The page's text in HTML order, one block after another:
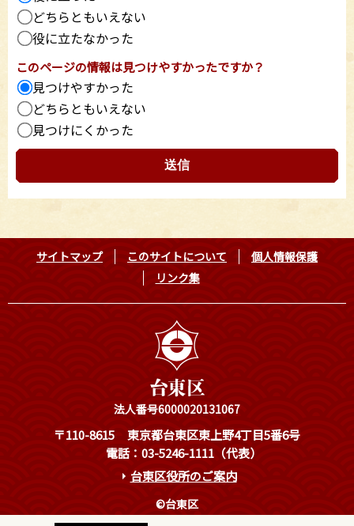
どちらともいえない
役に立たなかった
このページの情報は見つけやすかったですか？
見つけやすかった
どちらともいえない
見つけにくかった
サイトマップ このサイトについて
個人情報保護
リンク集
法人番号6000020131067
〒110-8615
東京都台東区東上野4丁目5番6号
電話：03-5246-1111（代表）
台東区役所のご案内
©台東区